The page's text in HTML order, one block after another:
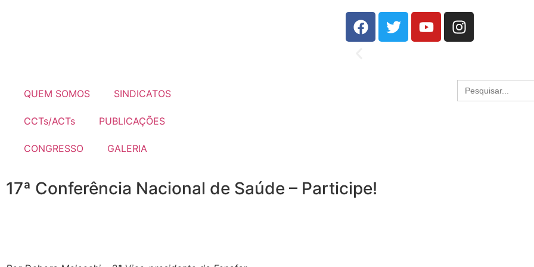
QUEM SOMOS SINDICATOS
CCTs/ACTs PUBLICAÇÕES
CONGRESSO GALERIA
Search
for:
17ª Conferência Nacional de Saúde – Participe!